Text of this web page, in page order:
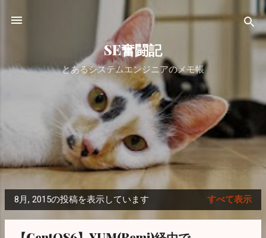
スキップしてメイン コンテンツに移動
SE奮闘記
とあるシステムエンジニアのメモ帳
投
8月, 2015の投稿を表示しています すべて表示